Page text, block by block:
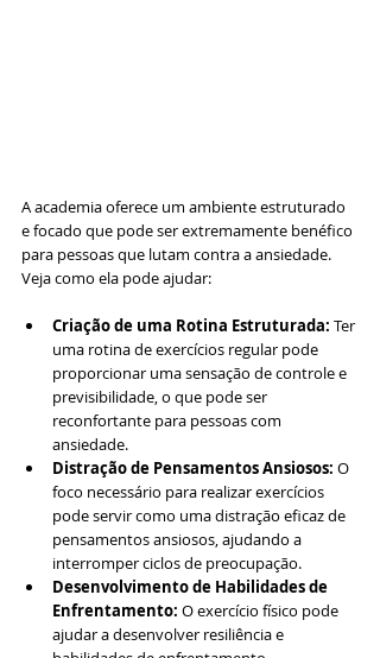
A academia oferece um ambiente estruturado
e focado que pode ser extremamente benéfico
para pessoas que lutam contra a ansiedade.
Veja como ela pode ajudar:
Criação de uma Rotina Estruturada: Ter
uma rotina de exercícios regular pode
proporcionar uma sensação de controle e
previsibilidade, o que pode ser
reconfortante para pessoas com
ansiedade.
Distração de Pensamentos Ansiosos: O
foco necessário para realizar exercícios
pode servir como uma distração eficaz de
pensamentos ansiosos, ajudando a
interromper ciclos de preocupação.
Desenvolvimento de Habilidades de
Enfrentamento: O exercício físico pode
ajudar a desenvolver resiliência e